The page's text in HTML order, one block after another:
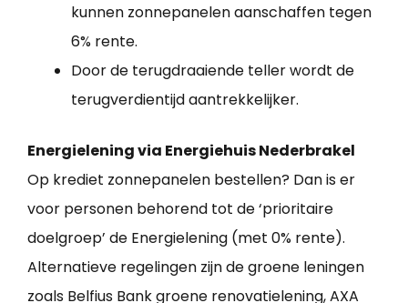
kunnen zonnepanelen aanschaffen tegen
6% rente.
Door de terugdraaiende teller wordt de
terugverdientijd aantrekkelijker.
Energielening via Energiehuis Nederbrakel
Op krediet zonnepanelen bestellen? Dan is er
voor personen behorend tot de ‘prioritaire
doelgroep’ de Energielening (met 0% rente).
Alternatieve regelingen zijn de groene leningen
zoals Belfius Bank groene renovatielening, AXA